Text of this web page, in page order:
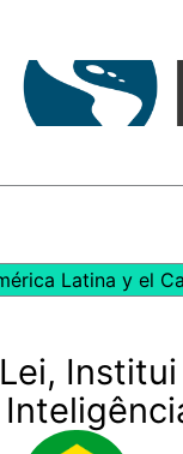
Latina y el